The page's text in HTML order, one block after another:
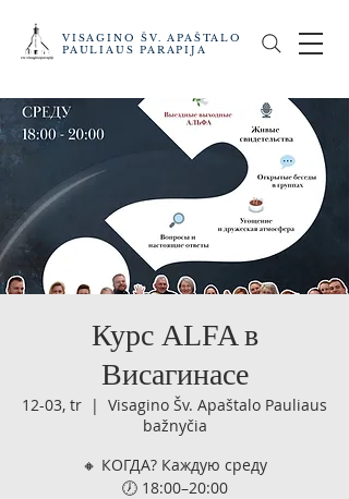
VISAGINO ŠV. APAŠTALO
PAULIAUS PARAPIJA
Курс ALFA в
Висагинасе
12-03, tr
  |
Visagino Šv. Apaštalo Pauliaus
bažnyčia
🔸 КОГДА? Каждую среду
🕖 18:00–20:00